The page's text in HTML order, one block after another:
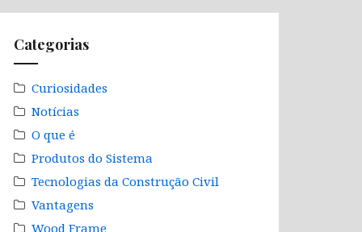
Categorias
Curiosidades
Notícias
O que é
Produtos do Sistema
Tecnologias da Construção Civil
Vantagens
Wood Frame